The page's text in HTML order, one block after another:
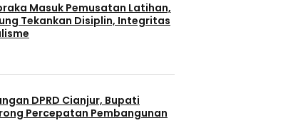
Masuk Pemusatan Latihan,
Tekankan Disiplin, Integritas
DPRD Cianjur, Bupati
Percepatan Pembangunan